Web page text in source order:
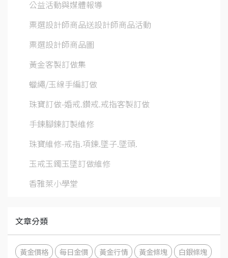
公益活動與媒體報導
票選設計師商品送設計師商品活動
票選設計師商品圖
黃金客製訂做集
蠟繩/玉線手編訂做
珠寶訂做-婚戒.鑽戒.戒指客製訂做
手鍊腳鍊訂製維修
珠寶維修-戒指.項鍊.墜子.墜頭.
玉戒玉鐲玉墜訂做維修
香雅萊小學堂
文章分類
黃金價格 每日金價 黃金行情 黃金條塊
白銀條塊